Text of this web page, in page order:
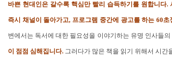
바쁜 현대인은 갈수록 핵심만 빨리 습득하기를 원합니다
즉시 채널이 돌아가고, 프로그램 중간에 광고를 하는 60
변에서는 독서에 대한 필요성을 이야기하는 유명 인사들
이 점점 심해집니다. 그러다가 많은 책을 읽기 위해서 시간